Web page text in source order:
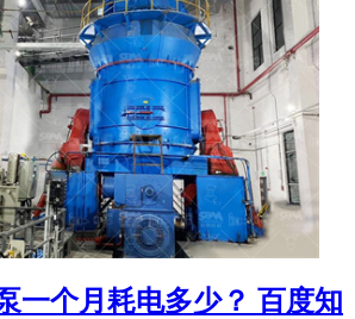
一个月耗电多少？ 百度知